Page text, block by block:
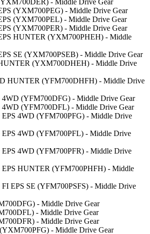
(YXM700PEG) - Middle Drive Gear
(YXM700PEL) - Middle Drive Gear
(YXM700PER) - Middle Drive Gear
HUNTER (YXM700PHEH) - Middle
SE (YXM700PSEB) - Middle Drive Gear
(YXM700DHEH) - Middle Drive
HUNTER (YFM700DHFH) - Middle Drive
(YFM700DFG) - Middle Drive Gear
4WD (YFM700DFL) - Middle Drive Gear
4WD (YFM700PFG) - Middle Drive
4WD (YFM700PFL) - Middle Drive
4WD (YFM700PFR) - Middle Drive
EPS HUNTER (YFM700PHFH) - Middle
EPS SE (YFM700PSFS) - Middle Drive
- Middle Drive Gear
- Middle Drive Gear
- Middle Drive Gear
- Middle Drive Gear